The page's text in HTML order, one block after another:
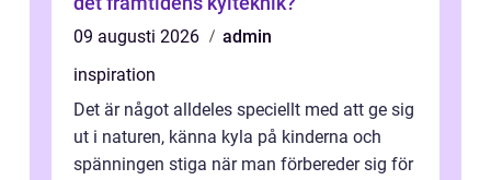
09 augusti 2026
admin
inspiration
Det är något alldeles speciellt med att ge sig
ut i naturen, känna kyla på kinderna och
spänningen stiga när man förbereder sig för